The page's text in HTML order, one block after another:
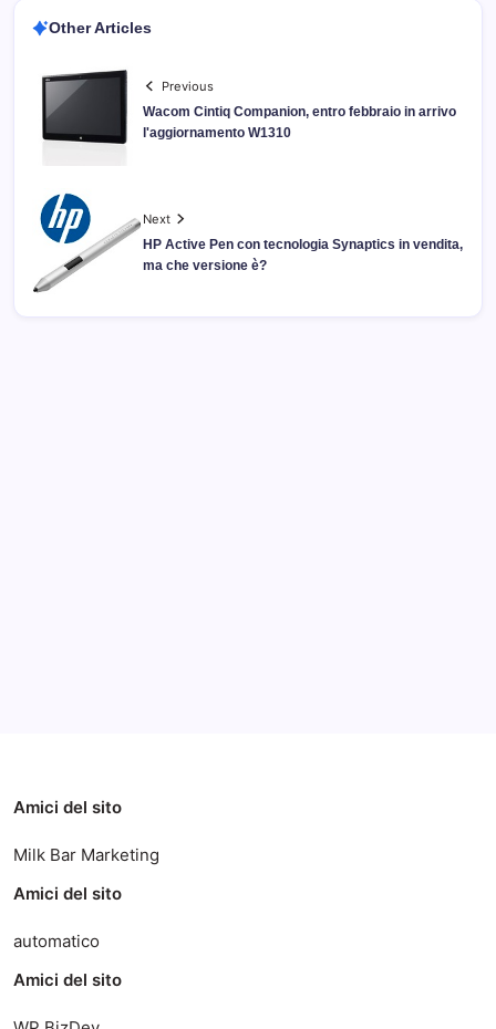
Other Articles
Previous
Wacom Cintiq Companion, entro febbraio in arrivo
l'aggiornamento W1310
Next
HP Active Pen con tecnologia Synaptics in vendita,
ma che versione è?
Amici del sito
Milk Bar Marketing
Amici del sito
automatico
Amici del sito